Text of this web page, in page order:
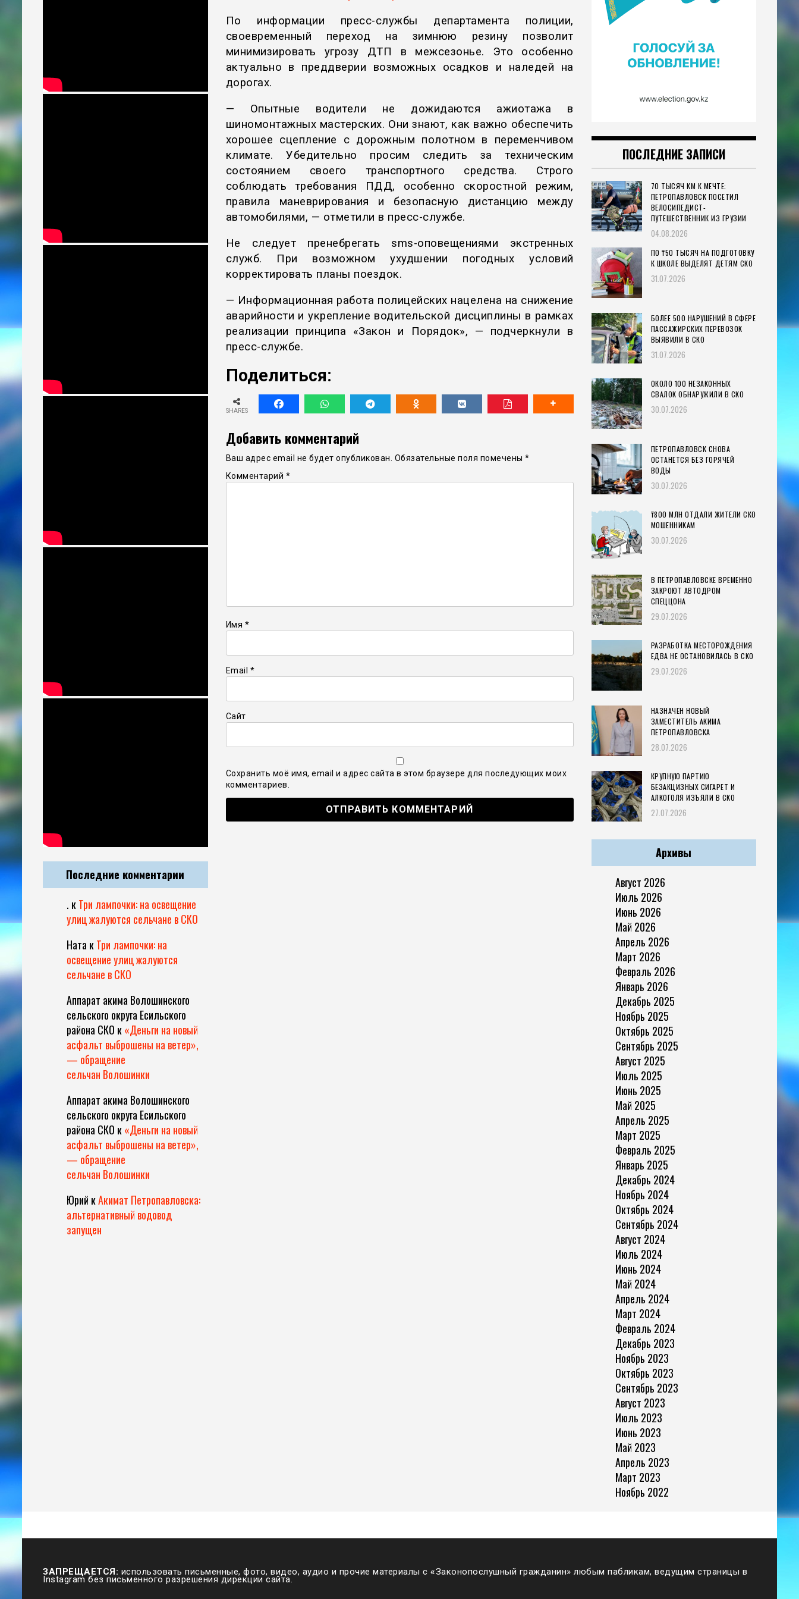
По информации пресс-службы департамента полиции,
своевременный переход на зимнюю резину позволит
минимизировать угрозу ДТП в межсезонье. Это особенно
актуально в преддверии возможных осадков и наледей на
дорогах.
— Опытные водители не дожидаются ажиотажа в
шиномонтажных мастерских. Они знают, как важно обеспечить
хорошее сцепление с дорожным полотном в переменчивом
климате. Убедительно просим следить за техническим
состоянием своего транспортного средства. Строго
соблюдать требования ПДД, особенно скоростной режим,
правила маневрирования и безопасную дистанцию между
автомобилями, — отметили в пресс-службе.
Не следует пренебрегать sms-оповещениями экстренных
служб. При возможном ухудшении погодных условий
корректировать планы поездок.
— Информационная работа полицейских нацелена на снижение
аварийности и укрепление водительской дисциплины в рамках
реализации принципа «Закон и Порядок», — подчеркнули в
пресс-службе.
Поделиться:
SHARES
Добавить комментарий
Ваш адрес email не будет опубликован. Обязательные поля помечены *
Комментарий *
Имя *
Email *
Сайт
Сохранить моё имя, email и адрес сайта в этом браузере для последующих моих
комментариев.
Последние комментарии
. кТри лампочки: на освещение
улиц жалуются сельчане в СКО
Ната кТри лампочки: на
освещение улиц жалуются
сельчане в СКО
Аппарат акима Волошинского
сельского округа Есильского
района СКО к«Деньги на новый
асфальт выброшены на ветер»,
— обращение
сельчан Волошинки
Аппарат акима Волошинского
сельского округа Есильского
района СКО к«Деньги на новый
асфальт выброшены на ветер»,
— обращение
сельчан Волошинки
Юрий кАкимат Петропавловска:
альтернативный водовод
запущен
ПОСЛЕДНИЕ ЗАПИСИ
70 ТЫСЯЧ КМ К МЕЧТЕ:
ПЕТРОПАВЛОВСК ПОСЕТИЛ
ВЕЛОСИПЕДИСТ-
ПУТЕШЕСТВЕННИК ИЗ ГРУЗИИ
04.08.2026
ПО ₸50 ТЫСЯЧ НА ПОДГОТОВКУ
К ШКОЛЕ ВЫДЕЛЯТ ДЕТЯМ СКО
31.07.2026
БОЛЕЕ 500 НАРУШЕНИЙ В СФЕРЕ
ПАССАЖИРСКИХ ПЕРЕВОЗОК
ВЫЯВИЛИ В СКО
31.07.2026
ОКОЛО 100 НЕЗАКОННЫХ
СВАЛОК ОБНАРУЖИЛИ В СКО
30.07.2026
ПЕТРОПАВЛОВСК СНОВА
ОСТАНЕТСЯ БЕЗ ГОРЯЧЕЙ
ВОДЫ
30.07.2026
₸800 МЛН ОТДАЛИ ЖИТЕЛИ СКО
МОШЕННИКАМ
30.07.2026
В ПЕТРОПАВЛОВСКЕ ВРЕМЕННО
ЗАКРОЮТ АВТОДРОМ
СПЕЦЦОНА
29.07.2026
РАЗРАБОТКА МЕСТОРОЖДЕНИЯ
ЕДВА НЕ ОСТАНОВИЛАСЬ В СКО
29.07.2026
НАЗНАЧЕН НОВЫЙ
ЗАМЕСТИТЕЛЬ АКИМА
ПЕТРОПАВЛОВСКА
28.07.2026
КРУПНУЮ ПАРТИЮ
БЕЗАКЦИЗНЫХ СИГАРЕТ И
АЛКОГОЛЯ ИЗЪЯЛИ В СКО
27.07.2026
Архивы
Август 2026
Июль 2026
Июнь 2026
Май 2026
Апрель 2026
Март 2026
Февраль 2026
Январь 2026
Декабрь 2025
Ноябрь 2025
Октябрь 2025
Сентябрь 2025
Август 2025
Июль 2025
Июнь 2025
Май 2025
Апрель 2025
Март 2025
Февраль 2025
Январь 2025
Декабрь 2024
Ноябрь 2024
Октябрь 2024
Сентябрь 2024
Август 2024
Июль 2024
Июнь 2024
Май 2024
Апрель 2024
Март 2024
Февраль 2024
Декабрь 2023
Ноябрь 2023
Октябрь 2023
Сентябрь 2023
Август 2023
Июль 2023
Июнь 2023
Май 2023
Апрель 2023
Март 2023
Ноябрь 2022
ЗАПРЕЩАЕТСЯ: использовать письменные, фото, видео, аудио и прочие материалы с «Законопослушный гражданин» любым пабликам, ведущим страницы в
Instagram без письменного разрешения дирекции сайта.